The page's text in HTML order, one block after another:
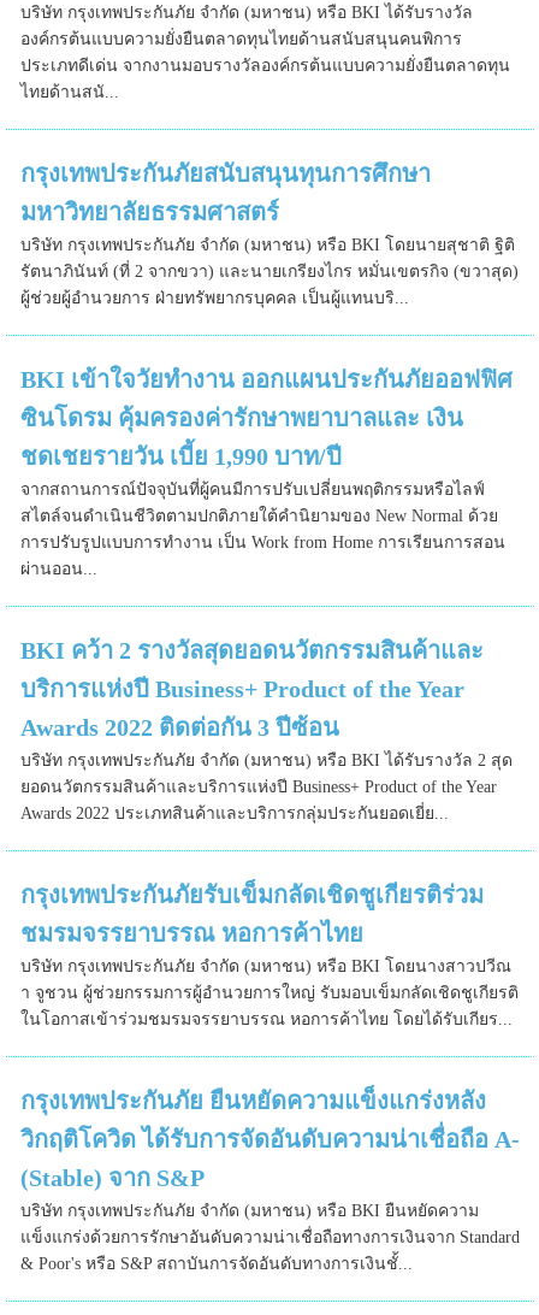
บริษัท กรุงเทพประกันภัย จำกัด (มหาชน) หรือ BKI ได้รับรางวัล
องค์กรต้นแบบความยั่งยืนตลาดทุนไทยด้านสนับสนุนคนพิการ
ประเภทดีเด่น จากงานมอบรางวัลองค์กรต้นแบบความยั่งยืนตลาดทุน
ไทยด้านสนั...
กรุงเทพประกันภัยสนับสนุนทุนการศึกษา
มหาวิทยาลัยธรรมศาสตร์
บริษัท กรุงเทพประกันภัย จำกัด (มหาชน) หรือ BKI โดยนายสุชาติ ฐิติ
รัตนาภินันท์ (ที่ 2 จากขวา) และนายเกรียงไกร หมั่นเขตรกิจ (ขวาสุด)
ผู้ช่วยผู้อำนวยการ ฝ่ายทรัพยากรบุคคล เป็นผู้แทนบริ...
BKI เข้าใจวัยทำงาน ออกแผนประกันภัยออฟฟิศ
ซินโดรม คุ้มครองค่ารักษาพยาบาลและ เงิน
ชดเชยรายวัน เบี้ย 1,990 บาท/ปี
จากสถานการณ์ปัจจุบันที่ผู้คนมีการปรับเปลี่ยนพฤติกรรมหรือไลฟ์
สไตล์จนดำเนินชีวิตตามปกติภายใต้คำนิยามของ New Normal ด้วย
การปรับรูปแบบการทำงาน เป็น Work from Home การเรียนการสอน
ผ่านออน...
BKI คว้า 2 รางวัลสุดยอดนวัตกรรมสินค้าและ
บริการแห่งปี Business+ Product of the Year
Awards 2022 ติดต่อกัน 3 ปีซ้อน
บริษัท กรุงเทพประกันภัย จำกัด (มหาชน) หรือ BKI ได้รับรางวัล 2 สุด
ยอดนวัตกรรมสินค้าและบริการแห่งปี Business+ Product of the Year
Awards 2022 ประเภทสินค้าและบริการกลุ่มประกันยอดเยี่ย...
กรุงเทพประกันภัยรับเข็มกลัดเชิดชูเกียรติร่วม
ชมรมจรรยาบรรณ หอการค้าไทย
บริษัท กรุงเทพประกันภัย จำกัด (มหาชน) หรือ BKI โดยนางสาวปวีณ
า จูชวน ผู้ช่วยกรรมการผู้อำนวยการใหญ่ รับมอบเข็มกลัดเชิดชูเกียรติ
ในโอกาสเข้าร่วมชมรมจรรยาบรรณ หอการค้าไทย โดยได้รับเกียร...
กรุงเทพประกันภัย ยืนหยัดความแข็งแกร่งหลัง
วิกฤติโควิด ได้รับการจัดอันดับความน่าเชื่อถือ A-
(Stable) จาก S&P
บริษัท กรุงเทพประกันภัย จำกัด (มหาชน) หรือ BKI ยืนหยัดความ
แข็งแกร่งด้วยการรักษาอันดับความน่าเชื่อถือทางการเงินจาก Standard
& Poor's หรือ S&P สถาบันการจัดอันดับทางการเงินชั้...